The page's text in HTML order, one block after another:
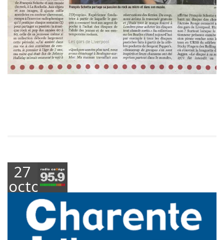
27
octobre
2018